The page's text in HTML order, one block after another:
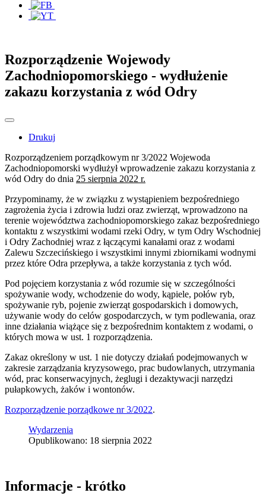
Rozporządzenie Wojewody
Zachodniopomorskiego - wydłużenie
zakazu korzystania z wód Odry
Drukuj
Rozporządzeniem porządkowym nr 3/2022 Wojewoda
Zachodniopomorski wydłużył wprowadzenie zakazu korzystania z
wód Odry do dnia 25 sierpnia 2022 r.
Przypominamy, że w związku z wystąpieniem bezpośredniego
zagrożenia życia i zdrowia ludzi oraz zwierząt, wprowadzono na
terenie województwa zachodniopomorskiego zakaz bezpośredniego
kontaktu z wszystkimi wodami rzeki Odry, w tym Odry Wschodniej
i Odry Zachodniej wraz z łączącymi kanałami oraz z wodami
Zalewu Szczecińskiego i wszystkimi innymi zbiornikami wodnymi
przez które Odra przepływa, a także korzystania z tych wód.
Pod pojęciem korzystania z wód rozumie się w szczególności
spożywanie wody, wchodzenie do wody, kąpiele, połów ryb,
spożywanie ryb, pojenie zwierząt gospodarskich i domowych,
używanie wody do celów gospodarczych, w tym podlewania, oraz
inne działania wiążące się z bezpośrednim kontaktem z wodami, o
których mowa w ust. 1 rozporządzenia.
Zakaz określony w ust. 1 nie dotyczy działań podejmowanych w
zakresie zarządzania kryzysowego, prac budowlanych, utrzymania
wód, prac konserwacyjnych, żeglugi i dezaktywacji narzędzi
pułapkowych, żaków i wontonów.
Rozporządzenie porządkowe nr 3/2022.
Wydarzenia
Opublikowano: 18 sierpnia 2022
Informacje - krótko